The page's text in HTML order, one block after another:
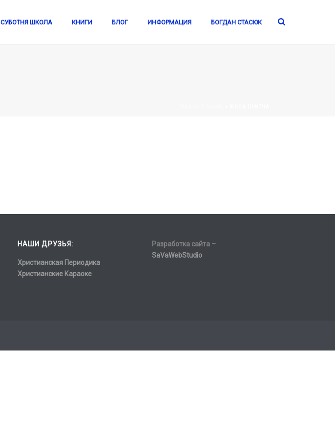
СУБОТНЯ ШКОЛА КНИГИ БЛОГ ИНФОРМАЦИЯ БОГДАН СТАСЮК
НАШИ ДРУЗЬЯ:
Христианская Периодика
Христианские Караоке
Разработка сайта –
SaVaWebStudio